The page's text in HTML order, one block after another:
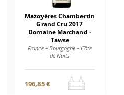
Mazoyères Chambertin
Grand Cru 2017
Domaine Marchand -
Tawse
France – Bourgogne – Côte
de Nuits
196,85 €